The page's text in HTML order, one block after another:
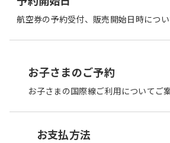
航空券の予約受付、販売開始日時につい
お子さまのご予約
お子さまの国際線ご利用についてご
お支払方法